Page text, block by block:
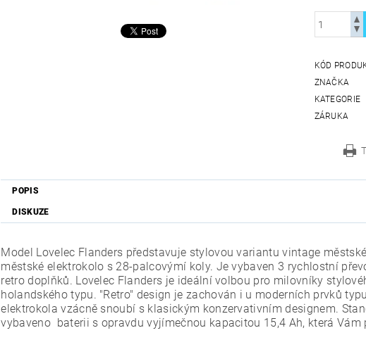
KÓD
ZNAČKA
KATEGORIE
ZÁRUKA
POPIS
DISKUZE
Model Lovelec Flanders představuje stylovou variantu vintage
městské elektrokolo s 28-palcovýmí koly. Je vybaven 3 rychlostní
retro doplňků. Lovelec Flanders je ideální volbou pro milovníky
holandského typu. "Retro" design je zachován i u moderních prvků
elektrokola vzácně snoubí s klasickým konzervativním designem.
vybaveno baterii s opravdu vyjímečnou kapacitou 15,4 Ah, která Vám